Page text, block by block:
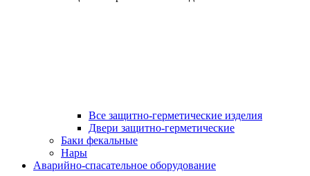
Все защитно-герметические изделия
Двери защитно-герметические
Баки фекальные
Нары
Аварийно-спасательное оборудование